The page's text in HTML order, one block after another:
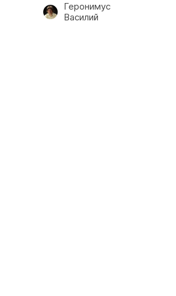
Геронимус
Василий